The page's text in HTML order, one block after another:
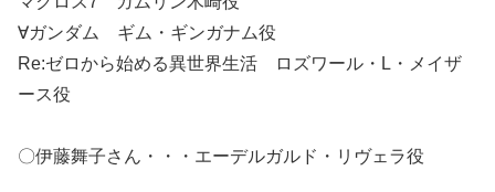
∀ガンダム ギム・ギンガナム役
Re:ゼロから始める異世界生活 ロズワール・L・メイザ
ース役
〇伊藤舞子さん・・・エーデルガルド・リヴェラ役